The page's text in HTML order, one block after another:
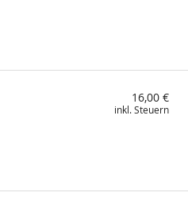
16,00 €
inkl. Steuern